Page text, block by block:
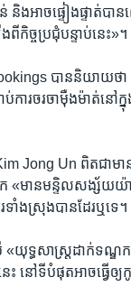
ង​អាច​ផ្ទៀងផ្ទាត់​បា
ច្ច​ប្រជុំ​បន្ទាប់​នេះ»។
បាន​និយាយ​ថ
ប់​ការ​ចរចា​ម៉ឺងម៉ាត់​ន
Jong Un ពិតជា​មា
មាន​មន្ទិល​សង្ស័យ​យ៉ាង​
ទាំង​ស្រុង​បាន​ដែរ​ឬ​ទេ។
ទ្ធសាស្ត្រ​ដាក់​ទណ្ឌកម្
នៅ​ទី​បំផុត​អាច​ធ្វើ​ឲ្យ​កូ